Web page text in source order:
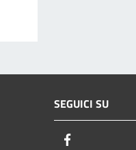
SEGUICI SU